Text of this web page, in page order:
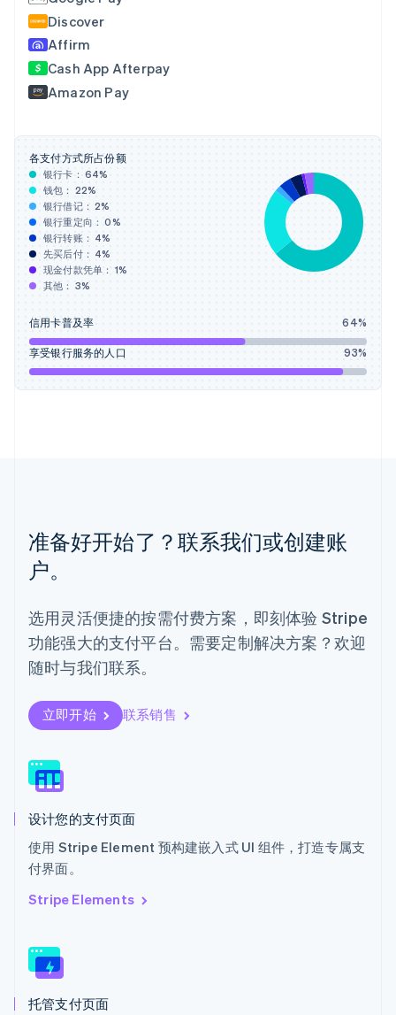
Discover
Affirm
Cash App Afterpay
Amazon Pay
各支付方式所占份额
银行卡： 64%
钱包： 22%
银行借记：2%
银行重定向：0%
银行转账： 4%
先买后付： 4%
现金付款凭单： 1%
其他： 3%
信用卡普及率 64%
享受银行服务的人口 93%
准备好开始了？联系我们或创建账
户。
选用灵活便捷的按需付费方案，即刻体验 Stripe
功能强大的支付平台。需要定制解决方案？欢迎
随时与我们联系。
立即开始 联系销售
设计您的支付页面
使用 Stripe Element 预构建嵌入式 UI 组件，打造专属支
付界面。
Stripe Elements
托管支付页面
Français English
English
荷兰
Nederlands
捷克
English
克罗地亚
EnglishItaliano
拉脱维亚
English
立陶宛
English
列支敦士登
卢森堡
罗马尼亚
English
马尔他
挪威
English
葡萄牙
日本
日本語English
瑞典
SvenskaEnglish
瑞士
塞浦路斯
English
English
斯洛文尼亚
泰国
希腊
English
西班牙
English
新西兰
匈牙利